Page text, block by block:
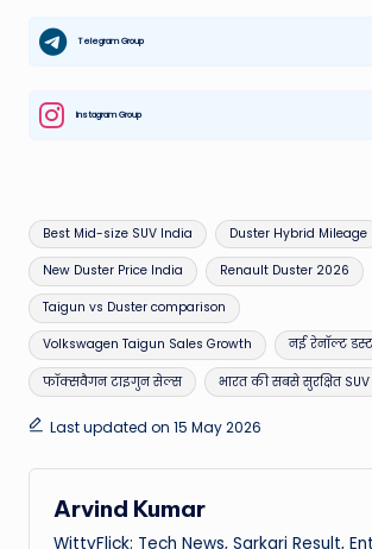
Telegram Group
Instagram Group
Tags:
Best Mid-size SUV India Duster Hybrid Mileage
New Duster Price India Renault Duster 2026
Taigun vs Duster comparison
Volkswagen Taigun Sales Growth नई रेनॉल्ट
फॉक्सवैगन टाइगुन सेल्स भारत की सबसे सुरक्षित SUV
Last updated on 15 May 2026
Arvind Kumar
WittyFlick: Tech News, Sarkari Result,